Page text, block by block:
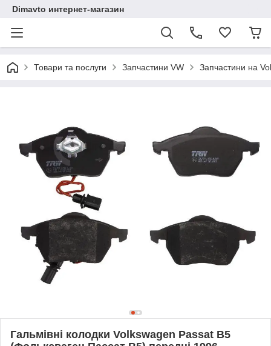
Dimavto интернет-магазин
Товари та послуги Запчастини VW Запчастини на
Гальмівні колодки Volkswagen Passat B5